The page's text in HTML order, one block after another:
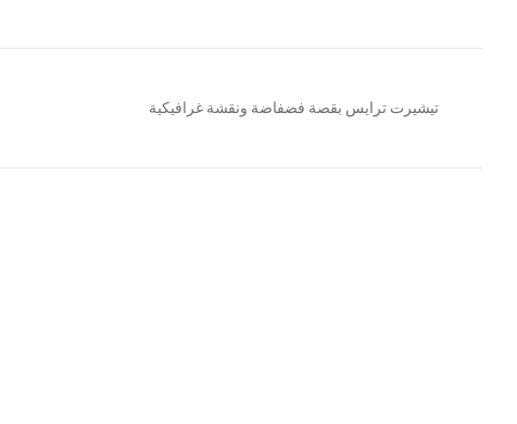
تيشيرت ترايس بقصة فضفاضة ونقشة غرافيكية